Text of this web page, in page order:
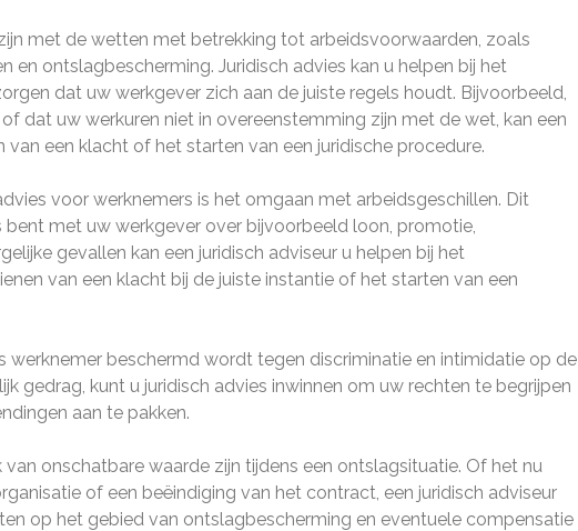
met de wetten met betrekking tot arbeidsvoorwaarden, zoals
en ontslagbescherming. Juridisch advies kan u helpen bij het
dat uw werkgever zich aan de juiste regels houdt. Bijvoorbeeld,
dat uw werkuren niet in overeenstemming zijn met de wet, kan een
van een klacht of het starten van een juridische procedure.
voor werknemers is het omgaan met arbeidsgeschillen. Dit
bent met uw werkgever over bijvoorbeeld loon, promotie,
gevallen kan een juridisch adviseur u helpen bij het
van een klacht bij de juiste instantie of het starten van een
werknemer beschermd wordt tegen discriminatie en intimidatie op de
gedrag, kunt u juridisch advies inwinnen om uw rechten te begrijpen
aan te pakken.
onschatbare waarde zijn tijdens een ontslagsituatie. Of het nu
of een beëindiging van het contract, een juridisch adviseur
op het gebied van ontslagbescherming en eventuele compensatie